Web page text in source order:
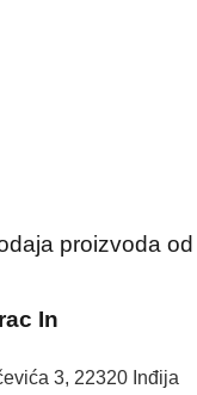
proizvoda
In
3, 22320 Inđija